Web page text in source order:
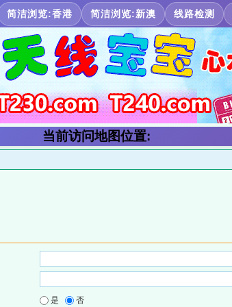
简洁浏览:香港 简洁浏览:新澳 线路检测
当前访问地图位置:
是 否